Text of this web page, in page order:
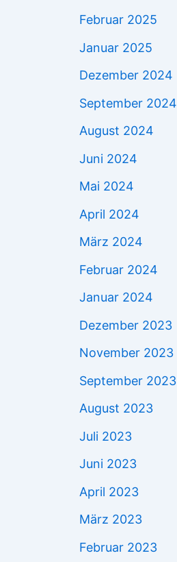
Februar 2025
Januar 2025
Dezember 2024
September 2024
August 2024
Juni 2024
Mai 2024
April 2024
März 2024
Februar 2024
Januar 2024
Dezember 2023
November 2023
September 2023
August 2023
Juli 2023
Juni 2023
April 2023
März 2023
Februar 2023